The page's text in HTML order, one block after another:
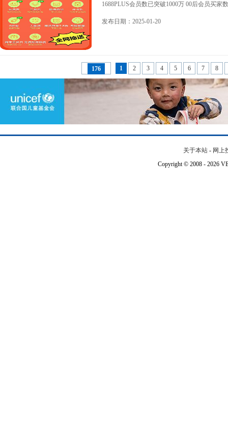
1688PLUS会员数已突破1000万 00后会员买家
发布日期：2025-01-20
176 1 2 3 4 5 6 7 8
关于本站 - 网上
Copyright © 2008 - 2026